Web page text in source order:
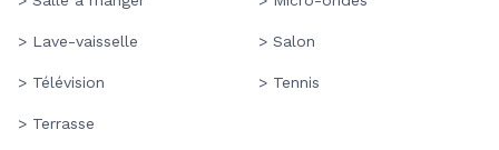
> Lave-vaisselle > Salon
> Télévision > Tennis
> Terrasse